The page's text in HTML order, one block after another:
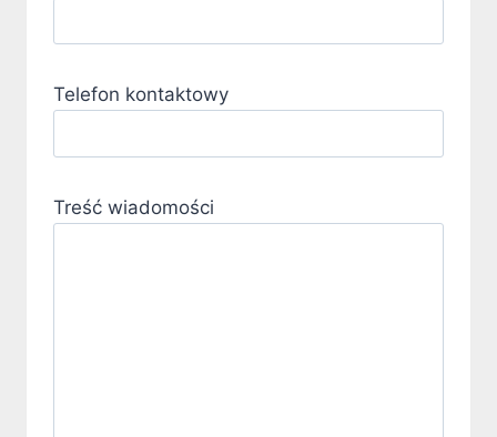
Telefon kontaktowy
Treść wiadomości